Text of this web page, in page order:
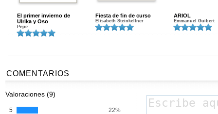
El primer invierno de
Ulrika y Oso
Pepe
Fiesta de fin de curso
Elisabeth Steinkellner
ARIOL
Emmanuel Guibert
COMENTARIOS
Valoraciones (9)
5
22%